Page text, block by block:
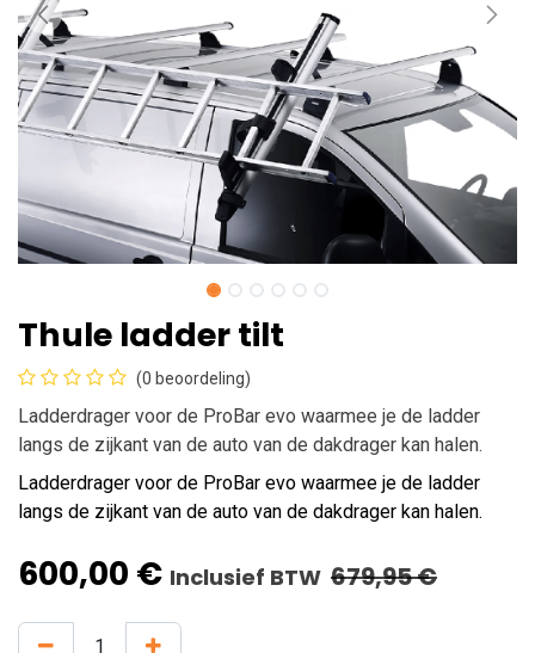
Thule ladder tilt
(0 beoordeling)
Ladderdrager voor de ProBar evo waarmee je de ladder
langs de zijkant van de auto van de dakdrager kan halen.
Ladderdrager voor de ProBar evo waarmee je de ladder
langs de zijkant van de auto van de dakdrager kan halen.
600,00 € Inclusief BTW 679,95€